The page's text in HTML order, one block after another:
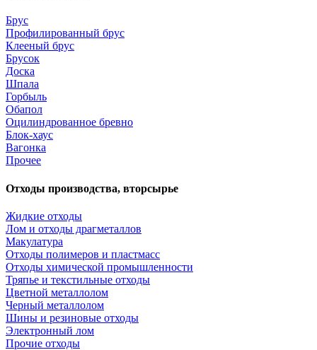
Брус
Профилированный брус
Клееный брус
Брусок
Доска
Шпала
Горбыль
Обапол
Оцилиндрованное бревно
Блок-хаус
Вагонка
Прочее
Отходы производства, вторсырье
Жидкие отходы
Лом и отходы драгметаллов
Макулатура
Отходы полимеров и пластмасс
Отходы химической промышленности
Тряпье и текстильные отходы
Цветной металлолом
Черный металлолом
Шины и резиновые отходы
Электронный лом
Прочие отходы